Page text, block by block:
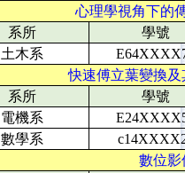
心理學視角下的
系所
學號
土木系
快速傅立葉變換
系所
學號
電機系
數學系
數位影